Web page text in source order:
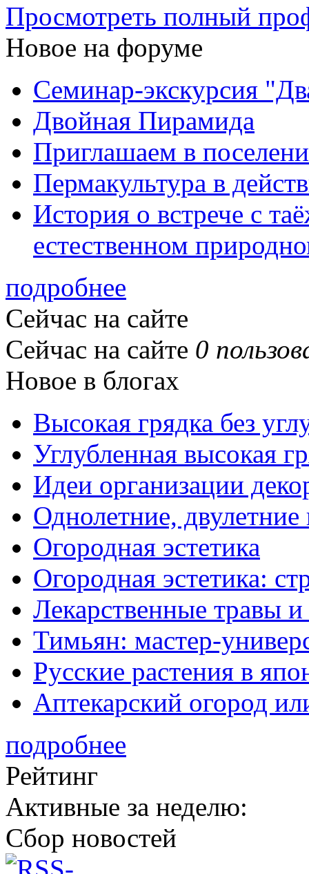
Просмотреть полный
Новое на форуме
Семинар-экскурсия
Двойная Пирамида
Приглашаем в
Пермакультура в
История о встрече с
естественном
подробнее
Сейчас на сайте
Сейчас на сайте 0
Новое в блогах
Высокая грядка без
Углубленная высокая
Идеи организации
Однолетние,
Огородная эстетика
Огородная эстетика:
Лекарственные травы и
Тимьян: мастер-
Русские растения в
Аптекарский огород
подробнее
Рейтинг
Активные за неделю:
Сбор новостей